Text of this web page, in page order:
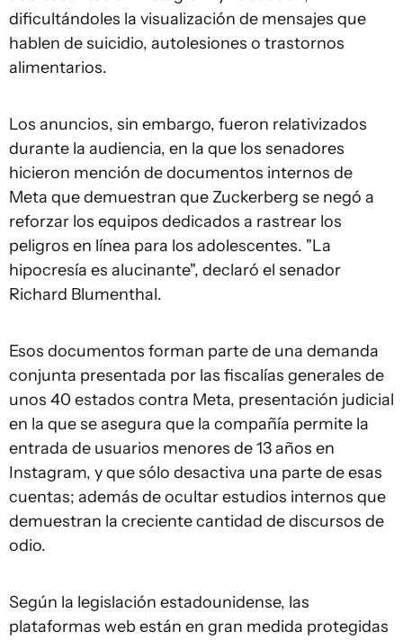
dificultándoles la visualización de mensajes que
hablen de suicidio, autolesiones o trastornos
alimentarios.
Los anuncios, sin embargo, fueron relativizados
durante la audiencia, en la que los senadores
hicieron mención de documentos internos de
Meta que demuestran que Zuckerberg se negó a
reforzar los equipos dedicados a rastrear los
peligros en línea para los adolescentes. "La
hipocresía es alucinante", declaró el senador
Richard Blumenthal.
Esos documentos forman parte de una demanda
conjunta presentada por las fiscalías generales de
unos 40 estados contra Meta, presentación judicial
en la que se asegura que la compañía permite la
entrada de usuarios menores de 13 años en
Instagram, y que sólo desactiva una parte de esas
cuentas; además de ocultar estudios internos que
demuestran la creciente cantidad de discursos de
odio.
Según la legislación estadounidense, las
plataformas web están en gran medida protegidas